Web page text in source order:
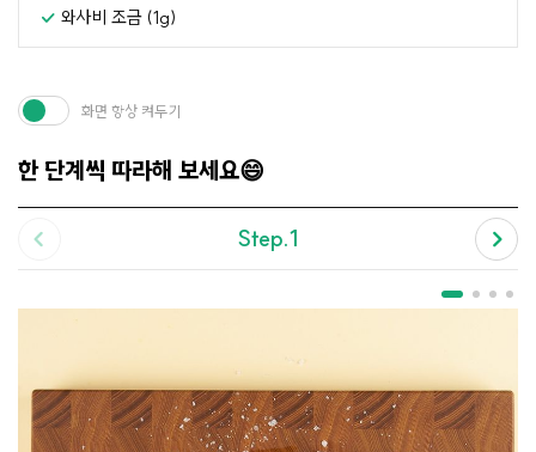
와사비 조금 (1g)
한 단계씩 따라해 보세요😄
화면 항상 켜두기
Step.1